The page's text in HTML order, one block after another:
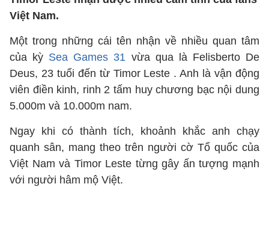
Việt Nam.
Một trong những cái tên nhận về nhiều quan tâm
của kỳ Sea Games 31 vừa qua là Felisberto De
Deus, 23 tuổi đến từ Timor Leste . Anh là vận động
viên điền kinh, rinh 2 tấm huy chương bạc nội dung
5.000m và 10.000m nam.
Ngay khi có thành tích, khoảnh khắc anh chạy
quanh sân, mang theo trên người cờ Tổ quốc của
Việt Nam và Timor Leste từng gây ấn tượng mạnh
với người hâm mộ Việt.